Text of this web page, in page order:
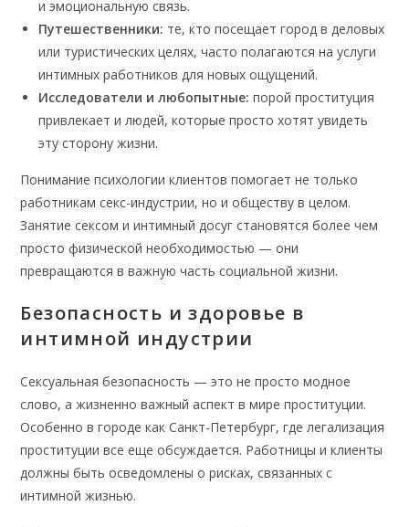
и эмоциональную связь.
Путешественники: те, кто посещает город в деловых
или туристических целях, часто полагаются на услуги
интимных работников для новых ощущений.
Исследователи и любопытные: порой проституция
привлекает и людей, которые просто хотят увидеть
эту сторону жизни.
Понимание психологии клиентов помогает не только
работникам секс-индустрии, но и обществу в целом.
Занятие сексом и интимный досуг становятся более чем
просто физической необходимостью — они
превращаются в важную часть социальной жизни.
Безопасность и здоровье в
интимной индустрии
Сексуальная безопасность — это не просто модное
слово, а жизненно важный аспект в мире проституции.
Особенно в городе как Санкт-Петербург, где легализация
проституции все еще обсуждается. Работницы и клиенты
должны быть осведомлены о рисках, связанных с
интимной жизнью.